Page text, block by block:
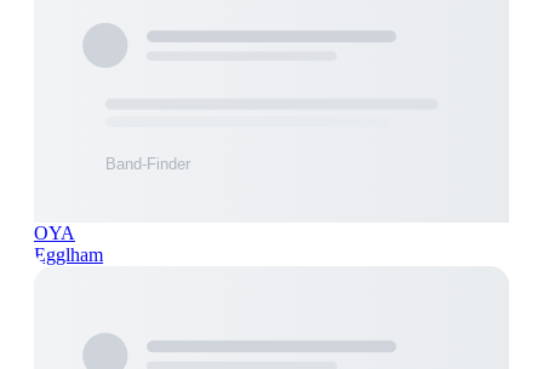
OYA
Egglham